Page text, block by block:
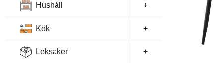
Hushåll +
Kök +
Leksaker +